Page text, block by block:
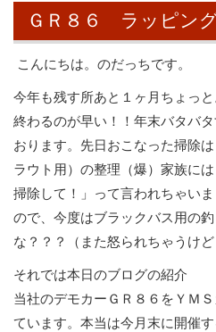
ＧＲ８６ ラッピン
こんにちは。のだっちです。
今年も残す所あと１ヶ月ちょっ
終わるのが早い！！年末バタバ
おります。先日おこなった掃除
ラウト用）の整理（爆）家族に
掃除して！」って言われちゃい
ので、今度はブラックバス用の
な？？？（また怒られちゃうけど
それでは本日のブログの紹介
当社のデモカーＧＲ８６をＹＭ
ています。本当は今月末に開催